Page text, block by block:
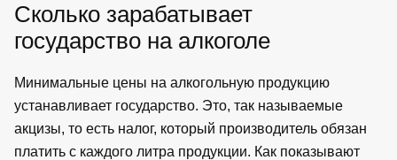
Сколько зарабатывает
государство на алкоголе
Минимальные цены на алкогольную продукцию
устанавливает государство. Это, так называемые
акцизы, то есть налог, который производитель обязан
платить с каждого литра продукции. Как показывают